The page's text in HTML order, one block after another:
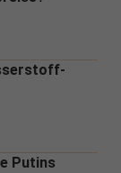
Putins